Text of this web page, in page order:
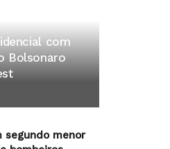
com
Bolsonaro
segundo menor